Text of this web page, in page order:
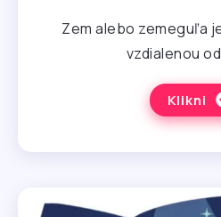
Zem alebo zemeguľa
vzdialenou
Klikni